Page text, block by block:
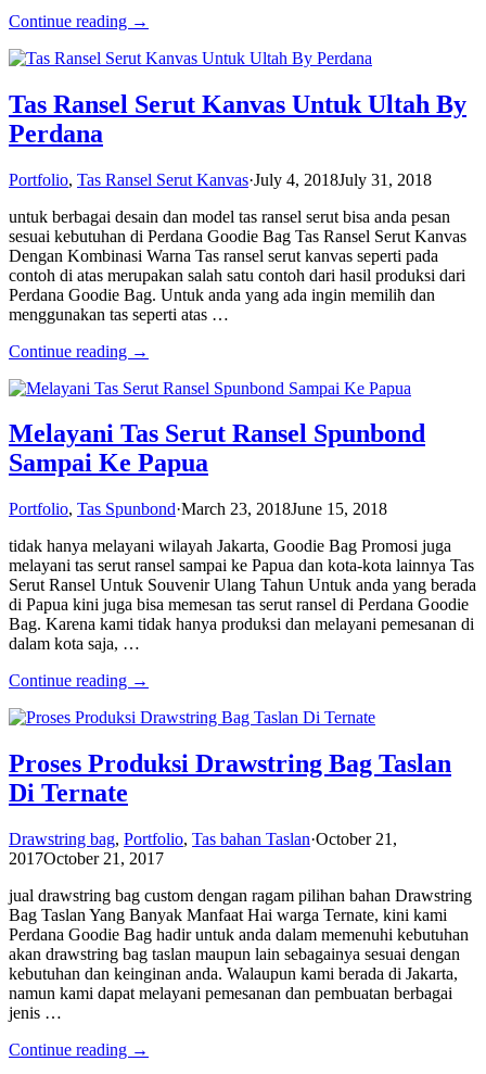
Continue reading →
Tas Ransel Serut Kanvas Untuk Ultah By
Perdana
Portfolio, Tas Ransel Serut Kanvas·July 4, 2018July 31, 2018
untuk berbagai desain dan model tas ransel serut bisa anda pesan
sesuai kebutuhan di Perdana Goodie Bag Tas Ransel Serut Kanvas
Dengan Kombinasi Warna Tas ransel serut kanvas seperti pada
contoh di atas merupakan salah satu contoh dari hasil produksi dari
Perdana Goodie Bag. Untuk anda yang ada ingin memilih dan
menggunakan tas seperti atas …
Continue reading →
Melayani Tas Serut Ransel Spunbond
Sampai Ke Papua
Portfolio, Tas Spunbond·March 23, 2018June 15, 2018
tidak hanya melayani wilayah Jakarta, Goodie Bag Promosi juga
melayani tas serut ransel sampai ke Papua dan kota-kota lainnya Tas
Serut Ransel Untuk Souvenir Ulang Tahun Untuk anda yang berada
di Papua kini juga bisa memesan tas serut ransel di Perdana Goodie
Bag. Karena kami tidak hanya produksi dan melayani pemesanan di
dalam kota saja, …
Continue reading →
Proses Produksi Drawstring Bag Taslan
Di Ternate
Drawstring bag, Portfolio, Tas bahan Taslan·October 21,
2017October 21, 2017
jual drawstring bag custom dengan ragam pilihan bahan Drawstring
Bag Taslan Yang Banyak Manfaat Hai warga Ternate, kini kami
Perdana Goodie Bag hadir untuk anda dalam memenuhi kebutuhan
akan drawstring bag taslan maupun lain sebagainya sesuai dengan
kebutuhan dan keinginan anda. Walaupun kami berada di Jakarta,
namun kami dapat melayani pemesanan dan pembuatan berbagai
jenis …
Continue reading →